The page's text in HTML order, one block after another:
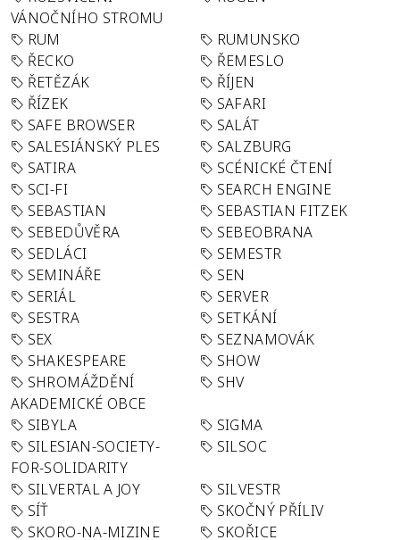
VÁNOČNÍHO STROMU
RUM
RUMUNSKO
ŘECKO
ŘEMESLO
ŘETĚZÁK
ŘÍJEN
ŘÍZEK
SAFARI
SAFE BROWSER
SALÁT
SALESIÁNSKÝ PLES
SALZBURG
SATIRA
SCÉNICKÉ ČTENÍ
SCI-FI
SEARCH ENGINE
SEBASTIAN
SEBASTIAN FITZEK
SEBEDŮVĚRA
SEBEOBRANA
SEDLÁCI
SEMESTR
SEMINÁŘE
SEN
SERIÁL
SERVER
SESTRA
SETKÁNÍ
SEX
SEZNAMOVÁK
SHAKESPEARE
SHOW
SHROMÁŽDĚNÍ
AKADEMICKÉ OBCE
SHV
SIBYLA
SIGMA
SILESIAN-SOCIETY-
FOR-SOLIDARITY
SILSOC
SILVERTAL A JOY
SILVESTR
SÍŤ
SKOČNÝ PŘÍLIV
SKORO-NA-MIZINE
SKOŘICE